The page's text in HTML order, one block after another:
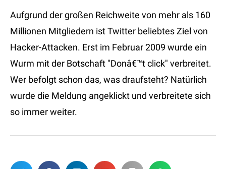
Aufgrund der großen Reichweite von mehr als 160
Millionen Mitgliedern ist Twitter beliebtes Ziel von
Hacker-Attacken. Erst im Februar 2009 wurde ein
Wurm mit der Botschaft "Donâ€™t click" verbreitet.
Wer befolgt schon das, was draufsteht? Natürlich
wurde die Meldung angeklickt und verbreitete sich
so immer weiter.